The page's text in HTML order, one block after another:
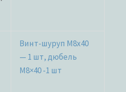
Винт-шуруп M8x40
— 1 шт, дюбель
М8×40 -1 шт